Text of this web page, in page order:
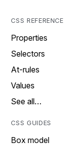
CSS REFERENCE
Properties
Selectors
At-rules
Values
See all…
CSS GUIDES
Box model